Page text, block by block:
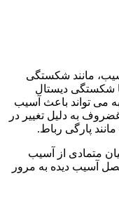
مانند شکستگی
شکستگی دیستال
می تواند باعث آسیب
به دلیل تغییر در
پارگی رباط.
متمادی از آسیب
آسیب دیده به مرور